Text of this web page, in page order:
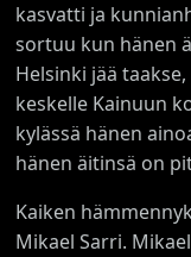
kasvatti ja
sortuu kun hänen
Helsinki jää
keskelle Kainuun
kylässä hänen
hänen äitinsä on
Kaiken
Mikael Sarri.